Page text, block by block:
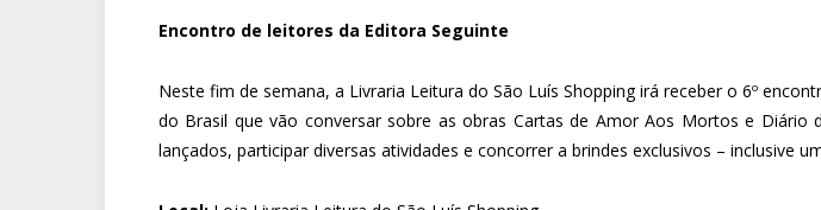
Encontro de leitores da Editora Seguinte
Neste fim de semana, a Livraria Leitura do São Luís Shopping irá receber o 6º
do Brasil que vão conversar sobre as obras Cartas de Amor Aos Mortos e
lançados, participar diversas atividades e concorrer a brindes exclusivos – inclusive